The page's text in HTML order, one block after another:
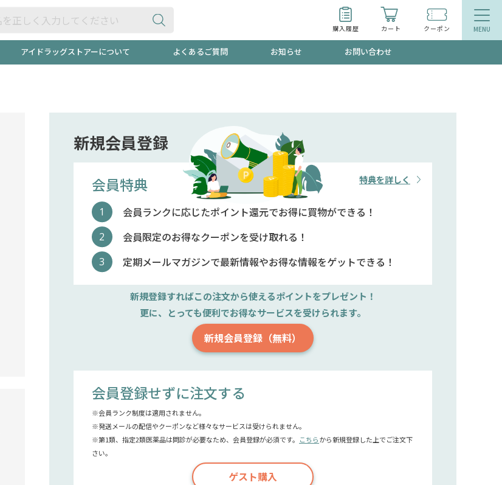
購入履歴 カート クーポン
オトナ向け 新規登録で！今すぐ使えるクーポンプレゼント中！！
アイドラッグストアーについて よくあるご質問 お知らせ お問い合わせ
新規会員登録
会員特典
会員ランクに応じたポイント還元でお得に買物ができる！
会員限定のお得なクーポンを受け取れる！
定期メールマガジンで最新情報やお得な情報をゲットできる！
特典を詳しく
新規登録すればこの注文から使えるポイントをプレゼント！
更に、とっても便利でお得なサービスを受けられます。
新規会員登録（無料）
会員登録せずに注文する
※会員ランク制度は適用されません。
※発送メールの配信やクーポンなど様々なサービスは受けられません。
※第1類、指定2類医薬品は問診が必要なため、会員登録が必須です。 こちらから新規登録した上でご注文下
さい。
ゲスト購入